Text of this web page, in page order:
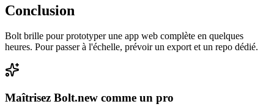
Conclusion
Bolt brille pour prototyper une app web complète en quelques
heures. Pour passer à l'échelle, prévoir un export et un repo dédié.
Maîtrisez Bolt.new comme un pro